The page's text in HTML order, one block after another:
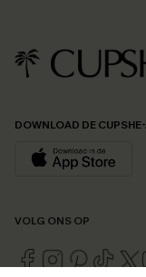
DOWNLOAD DE
VOLG ONS OP